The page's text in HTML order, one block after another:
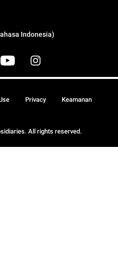
Indonesia)
All rights reserved.
Privacy Keamanan